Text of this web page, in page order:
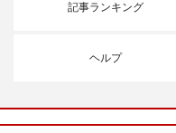
記事ランキング
ヘルプ